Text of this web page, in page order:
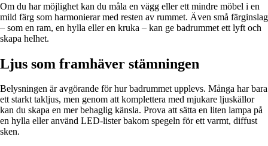
Om du har möjlighet kan du måla en vägg eller ett mindre möbel i en
mild färg som harmonierar med resten av rummet. Även små färginslag
– som en ram, en hylla eller en kruka – kan ge badrummet ett lyft och
skapa helhet.
Ljus som framhäver stämningen
Belysningen är avgörande för hur badrummet upplevs. Många har bara
ett starkt takljus, men genom att komplettera med mjukare ljuskällor
kan du skapa en mer behaglig känsla. Prova att sätta en liten lampa på
en hylla eller använd LED-lister bakom spegeln för ett varmt, diffust
sken.